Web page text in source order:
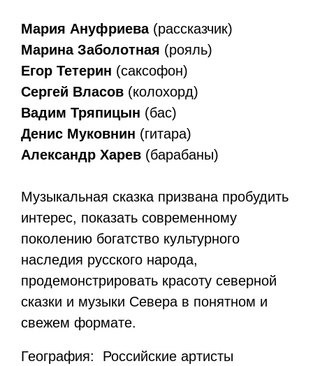
Мария Ануфриева(рассказчик)
Марина Заболотная (рояль)
Егор Тетерин (саксофон)
Сергей Власов (колохорд)
Вадим Тряпицын (бас)
Денис Муковнин (гитара)
Александр Харев (барабаны)
Музыкальная сказка призвана пробудить
интерес, показать современному
поколению богатство культурного
наследия русского народа,
продемонстрировать красоту северной
сказки и музыки Севера в понятном и
свежем формате.
География: Российские артисты